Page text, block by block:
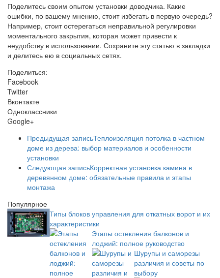
Поделитесь своим опытом установки доводчика. Какие
ошибки, по вашему мнению, стоит избегать в первую очередь?
Например, стоит остерегаться неправильной регулировки
моментального закрытия, которая может привести к
неудобству в использовании. Сохраните эту статью в закладки
и делитесь ею в социальных сетях.
Поделиться:
Facebook
Twitter
Вконтакте
Одноклассники
Google+
Предыдущая записьТеплоизоляция потолка в частном
доме из дерева: выбор материалов и особенности
установки
Следующая записьКорректная установка камина в
деревянном доме: обязательные правила и этапы
монтажа
Популярное
Типы блоков управления для откатных ворот и их
характеристики
Этапы остекления балконов и
лоджий: полное руководство
Шурупы и саморезы
различия и советы по
выбору